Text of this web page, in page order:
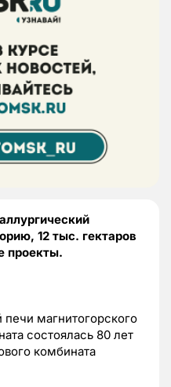
12 тыс. гектаров
проекты.
магнитогорского
состоялась 80 лет
комбината